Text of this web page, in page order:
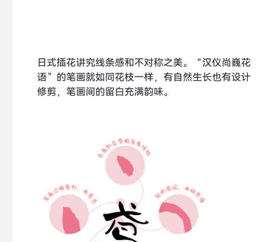
日式插花讲究线条感和不对称之美。“汉仪尚巍花
语”的笔画就如同花枝一样，有自然生长也有设计
修剪，笔画间的留白充满韵味。